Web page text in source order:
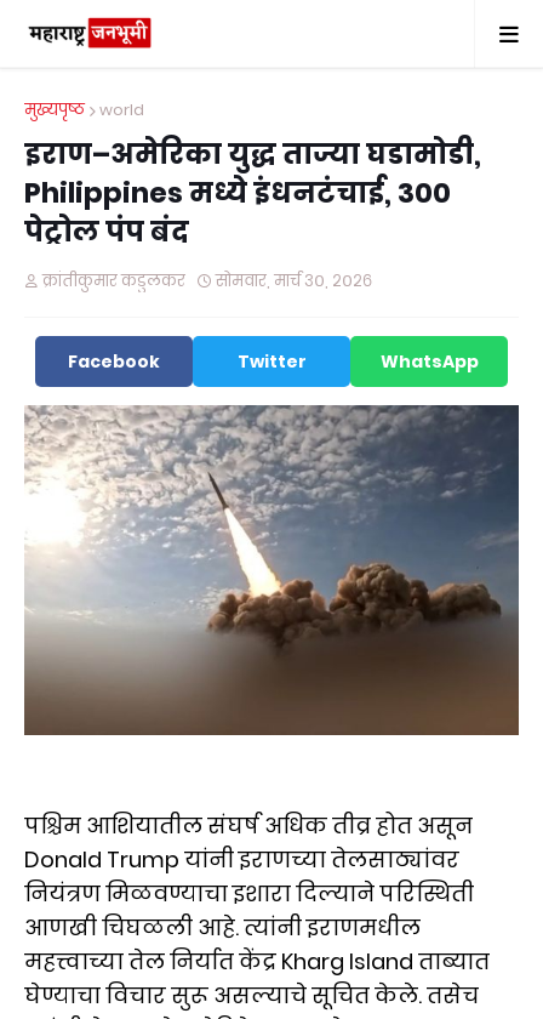
मुख्यपृष्ठ world
इराण–अमेरिका युद्ध ताज्या घडामोडी,
Philippines मध्ये इंधनटंचाई, 300
पेट्रोल पंप बंद
क्रांतीकुमार कडुलकर सोमवार, मार्च ३०, २०२६
Facebook Twitter WhatsApp
पश्चिम आशियातील संघर्ष अधिक तीव्र होत असून
Donald Trump यांनी इराणच्या तेलसाठ्यांवर
नियंत्रण मिळवण्याचा इशारा दिल्याने परिस्थिती
आणखी चिघळली आहे. त्यांनी इराणमधील
महत्त्वाच्या तेल निर्यात केंद्र Kharg Island ताब्यात
घेण्याचा विचार सुरू असल्याचे सूचित केले. तसेच